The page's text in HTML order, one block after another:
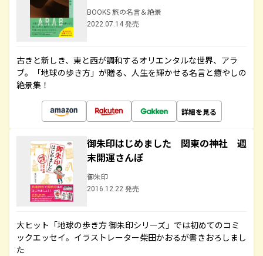
BOOKS 旅の名言＆絶景
2022.07.14 発売
古きと新しき、東と西が調和するオリエンタルな世界、アラ
ブ。「地球の歩き方」が贈る、人生を輝かせる名言と癒やしの
絶景集！
詳細を見る
御朱印はじめました 関東の神社 週
末開運さんぽ
御朱印
2016.12.22 発売
大ヒット「地球の歩き方 御朱印シリーズ」では初めてのコミ
ックエッセイ。イラストレーター柴田かおるが書きおろしまし
た